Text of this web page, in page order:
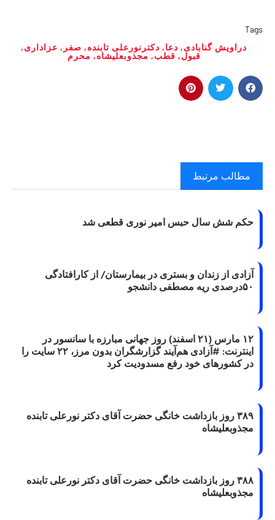
Tags
دراویش گنابادی, دعا, دکترنورعلی تابنده, صفر , عزاداری,
قبول, قطب, مجذوبعلیشاه, محرم
مطالب مرتبط
حکم شش سال حبس امیر نوری قطعی شد
آزادی از زندان و بستری در بیمارستان/ از کارافتادگی
۵۰درصدی ریه مصطفی دانشجو
۱۲ مارس (۲۱ اسفند) روز جهانی مبارزه با سانسور در
اینترنت: #آزادی هم‌آیند گزارشگران‌ بدون مرز، ۲۲ سایت را
در کشورهای خود رفع مسدودیت کرد
۳۸۹ روز بازداشت خانگی حضرت آقای دکتر نورعلی تابنده
مجذوبعلیشاه
۳۸۸ روز بازداشت خانگی حضرت آقای دکتر نورعلی تابنده
مجذوبعلیشاه